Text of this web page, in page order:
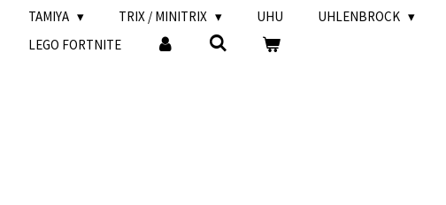
TAMIYA
TRIX / MINITRIX UHU UHLENBROCK
LEGO FORTNITE